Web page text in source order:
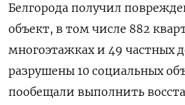
Белгорода получил
объект, в том числе 882
многоэтажках и 49 частных
разрушены 10 социальных
пообещали выполнить